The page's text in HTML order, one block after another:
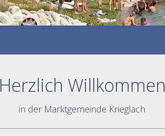
Herzlich Willkommen
in der Marktgemeinde Krieglach